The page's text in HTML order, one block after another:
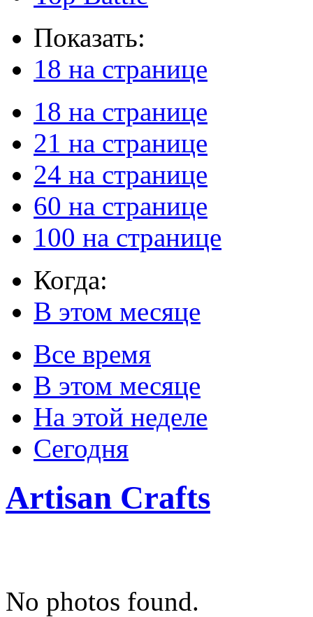
Показать:
18 на странице
18 на странице
21 на странице
24 на странице
60 на странице
100 на странице
Когда:
В этом месяце
Все время
В этом месяце
На этой неделе
Сегодня
Artisan Crafts
No photos found.